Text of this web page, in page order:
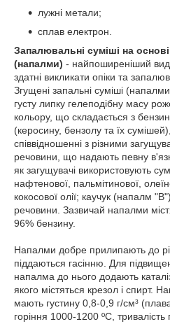
лужні метали;
сплав електрон.
Запалювальні суміші на
(напалми) - найпоширеніший
здатні викликати опіки та
Згущені запальні суміші
густу липку гелеподібну масу
кольору, що складається з
(керосину, бензолу та їх
співвідношенні з різними
речовини, що надають певну
як загущувачі використовують
нафтенової, пальмітинової,
кокосової олії; каучук (напалм
речовини. Зазвичай напалми
96% бензину.
Напалми добре прилипають до
піддаються гасінню. Для
напалма до нього додають
якого містяться крезол і спирт.
мають густину 0,8-0,9 г/см³
горіння 1000-1200 ºС, тривалість